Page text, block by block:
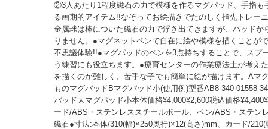
②3人あたり1程度磁石の力で模様を作るマグパッド、手指も
る画期的アイテム!!なぞってお絵描きでたのしく指先トレー
金属球は棒についた磁石の力で浮き出てきますが、パッドか
りません。●マグネットペンで自在に絵や模様を描くことが
不思議体験!!●マグパッドのペンを3点持ちすることで、スプ
う練習にも役立ちます。●療育センターの作業療法士が考え
を描くのが難しく、苦手な子でも簡単に絵が描けます。Aマ
ものマグパッドBマグパッド小(使用例)型番AB8-340-01558-
パッド大マグパッド小本体価格¥4,000¥2,600税込価格
ード/ABS・ステンレススチールボール、ペン/ABS・ステン
磁石●寸法:本体/310(幅)×250奥行)×12(高さ)mm、カード/210(